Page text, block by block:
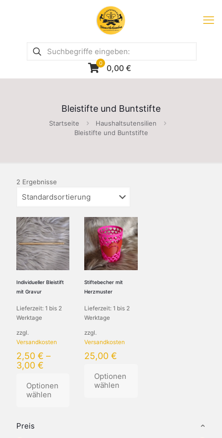
0 0,00 €
Bleistifte und Buntstifte
Startseite
Haushaltsutensilien
Bleistifte und Buntstifte
Preis
2 Ergebnisse
Individueller Bleistift
mit Gravur
Lieferzeit: 1 bis 2
Werktage
zzgl.
Versandkosten
2,50 € –
3,00 €
Optionen
wählen
Produkt
Stiftebecher mit
Herzmuster
Lieferzeit:1 bis 2
Werktage
zzgl.
Versandkosten
25,00€
Optionen
wählen